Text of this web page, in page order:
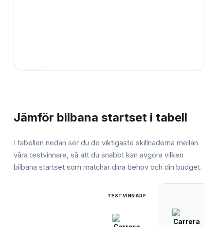
Jämför bilbana startset i tabell
I tabellen nedan ser du de viktigaste skillnaderna mellan
våra testvinnare, så att du snabbt kan avgöra vilken
bilbana startset som matchar dina behov och din budget.
TESTVINNARE